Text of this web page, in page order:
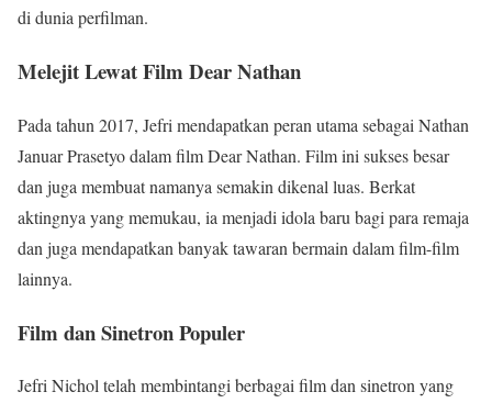
di dunia perfilman.
Melejit Lewat Film Dear Nathan
Pada tahun 2017, Jefri mendapatkan peran utama sebagai Nathan
Januar Prasetyo dalam film Dear Nathan. Film ini sukses besar
dan juga membuat namanya semakin dikenal luas. Berkat
aktingnya yang memukau, ia menjadi idola baru bagi para remaja
dan juga mendapatkan banyak tawaran bermain dalam film-film
lainnya.
Film dan Sinetron Populer
Jefri Nichol telah membintangi berbagai film dan sinetron yang